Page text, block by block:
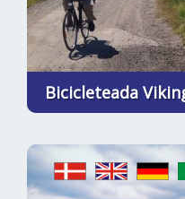
Bicicleteada